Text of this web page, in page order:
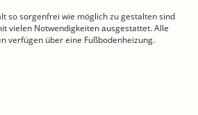
so sorgenfrei wie möglich zu gestalten sind
vielen Notwendigkeiten ausgestattet. Alle
verfügen über eine Fußbodenheizung.